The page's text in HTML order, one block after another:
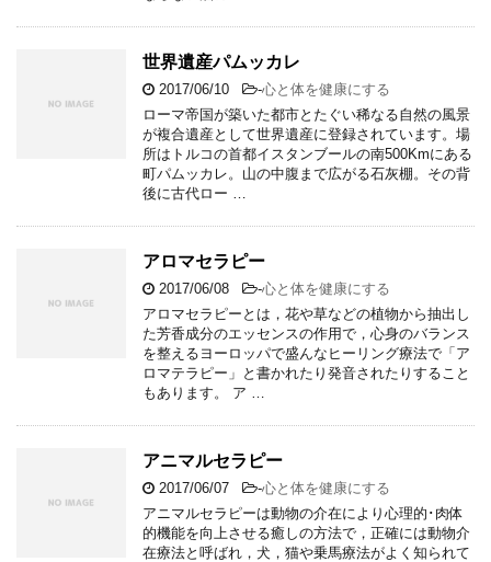
世界遺産パムッカレ
2017/06/10 -心と体を健康にする
ローマ帝国が築いた都市とたぐい稀なる自然の風景
が複合遺産として世界遺産に登録されています。場
所はトルコの首都イスタンブールの南500Kmにある
町パムッカレ。山の中腹まで広がる石灰棚。その背
後に古代ロー …
アロマセラピー
2017/06/08 -心と体を健康にする
アロマセラピーとは，花や草などの植物から抽出し
た芳香成分のエッセンスの作用で，心身のバランス
を整えるヨーロッパで盛んなヒーリング療法で「ア
ロマテラピー」と書かれたり発音されたりすること
もあります。 ア …
アニマルセラピー
2017/06/07 -心と体を健康にする
アニマルセラピーは動物の介在により心理的･肉体
的機能を向上させる癒しの方法で，正確には動物介
在療法と呼ばれ，犬，猫や乗馬療法がよく知られて